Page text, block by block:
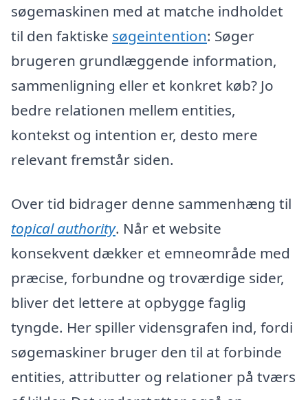
søgemaskinen med at matche indholdet
til den faktiske søgeintention: Søger
brugeren grundlæggende information,
sammenligning eller et konkret køb? Jo
bedre relationen mellem entities,
kontekst og intention er, desto mere
relevant fremstår siden.
Over tid bidrager denne sammenhæng til
topical authority. Når et website
konsekvent dækker et emneområde med
præcise, forbundne og troværdige sider,
bliver det lettere at opbygge faglig
tyngde. Her spiller vidensgrafen ind, fordi
søgemaskiner bruger den til at forbinde
entities, attributter og relationer på tværs